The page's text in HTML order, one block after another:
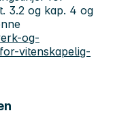
3.2 og kap. 4 og
og-
vitenskapelig-